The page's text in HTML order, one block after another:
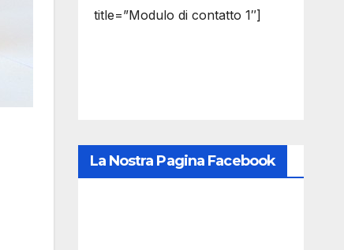
title=”Modulo di contatto 1″]
La Nostra Pagina Facebook